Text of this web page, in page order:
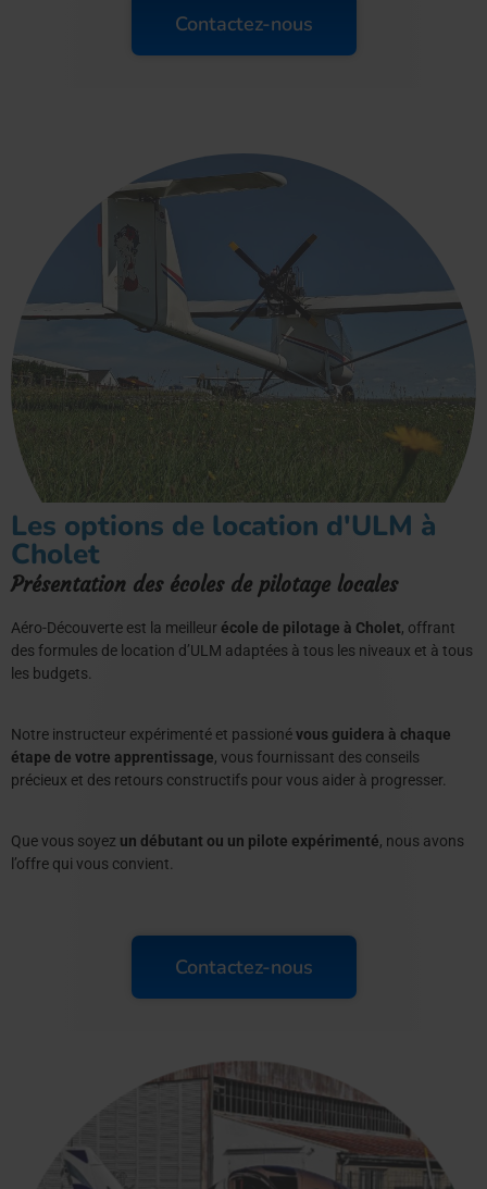
Contactez-nous
Les options de location d'ULM à
Cholet
Présentation des écoles de pilotage locales
Aéro-Découverte est la meilleur école de pilotage à Cholet, offrant
des formules de location d’ULM adaptées à tous les niveaux et à tous
les budgets.
Notre instructeur expérimenté et passionévous guidera à chaque
étape de votre apprentissage, vous fournissant des conseils
précieux et des retours constructifs pour vous aider à progresser.
Que vous soyez un débutant ou un pilote expérimenté, nous avons
l’offre qui vous convient.
Contactez-nous